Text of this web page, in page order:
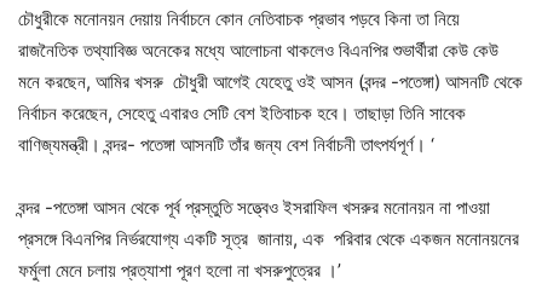
চৌধুরীকে মনোনয়ন দেয়ায় নির্বাচনে কোন নেতিবাচক প্রভাব পড়বে কিনা তা নিয়ে
রাজনৈতিক তথ্যাবিজ্ঞ অনেকের মধ্যে আলোচনা থাকলেও বিএনপির শুভার্থীরা কেউ কেউ
মনে করছেন, আমির খসরু চৌধুরী আগেই যেহেতু ওই আসন (বন্দর -পতেঙ্গা) আসনটি থেকে
নির্বাচন করেছেন, সেহেতু এবারও সেটি বেশ ইতিবাচক হবে। তাছাড়া তিনি সাবেক
বাণিজ্যমন্ত্রী। বন্দর- পতেঙ্গা আসনটি তাঁর জন্য বেশ নির্বাচনী তাৎপর্যপূর্ণ। ‘
বন্দর -পতেঙ্গা আসন থেকে পূর্ব প্রস্তুতি সত্ত্বেও ইসরাফিল খসরুর মনোনয়ন না পাওয়া
প্রসঙ্গে বিএনপির নির্ভরযোগ্য একটি সূত্র জানায়, এক পরিবার থেকে একজন মনোনয়নের
ফর্মুলা মেনে চলায় প্রত্যাশা পূরণ হলো না খসরুপুত্রের ।’